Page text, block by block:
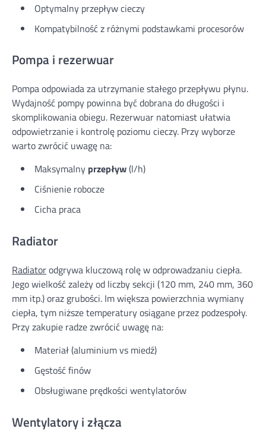
Optymalny przepływ cieczy
Kompatybilność z różnymi podstawkami procesorów
Pompa i rezerwuar
Pompa odpowiada za utrzymanie stałego przepływu płynu.
Wydajność pompy powinna być dobrana do długości i
skomplikowania obiegu. Rezerwuar natomiast ułatwia
odpowietrzanie i kontrolę poziomu cieczy. Przy wyborze
warto zwrócić uwagę na:
Maksymalny przepływ(l/h)
Ciśnienie robocze
Cicha praca
Radiator
Radiatorodgrywa kluczową rolę w odprowadzaniu ciepła.
Jego wielkość zależy od liczby sekcji (120 mm, 240 mm, 360
mm itp.) oraz grubości. Im większa powierzchnia wymiany
ciepła, tym niższe temperatury osiągane przez podzespoły.
Przy zakupie radze zwrócić uwagę na:
Materiał (aluminium vs miedź)
Gęstość finów
Obsługiwane prędkości wentylatorów
Wentylatory i złącza